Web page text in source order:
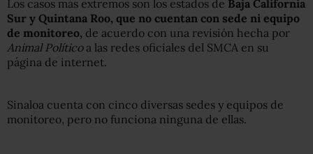
Los casos más extremos son los estados de Baja California
Sur y Quintana Roo, que no cuentan con sede ni equipo
de monitoreo, de acuerdo con una revisión hecha por
Animal Políticoa las redes oficiales del SMCA en su
página de internet.
Sinaloa cuenta con cinco diversas sedes y equipos de
monitoreo, pero no funciona ninguna de ellas.